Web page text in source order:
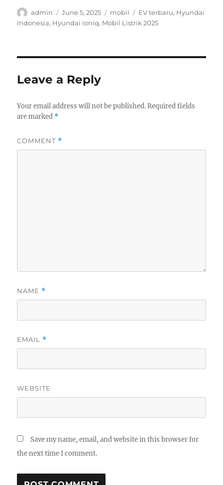
Author
admin
Posted
on
June 5, 2025 Categories
mobil Tags
EV terbaru, Hyundai
Indonesia, Hyundai Ioniq, Mobil Listrik 2025
Leave a Reply
Your email address will not be published. Required fields
are marked *
COMMENT *
NAME *
EMAIL *
WEBSITE
Save my name, email, and website in this browser for
the next time I comment.